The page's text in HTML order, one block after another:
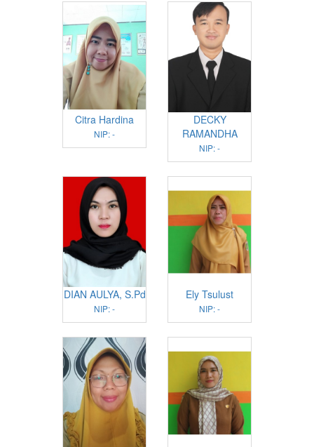
Citra Hardina
NIP: -
DECKY
RAMANDHA
NIP: -
DIAN AULYA, S.Pd
NIP: -
Ely Tsulust
NIP: -